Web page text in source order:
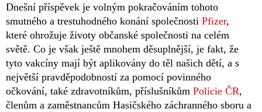
Dnešní příspěvek je volným pokračováním tohoto
smutného a trestuhodného konání společnosti Pfizer,
které ohrožuje životy občanské společnosti na celém
světě. Co je však ještě mnohem děsuplnější, je fakt, že
tyto vakcíny mají být aplikovány do těl našich dětí, a s
největší pravděpodobností za pomocí povinného
očkování, také zdravotníkům, příslušníkům Policie ČR,
členům a zaměstnancům Hasičského záchranného sboru a